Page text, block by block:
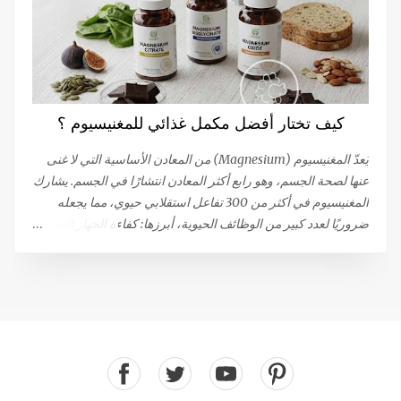
تلعب الحالة النفسية للشخص دورًا مهمًا. يعد القلق والتوتر من أهم
أسباب القذف بدون النشوة الجنسية. من المحتمل أيضًا أن الذهاب
إلى المرحاض أو ملامسة الحشفة للملابس قد تؤدي إلى حدوث
القذف التلقائي. 81٪ من الرجال الذين يعانون من هذا النوع من
القذف لا يشعرون بالمتعة أثناء حدوثه. بينما تعترف النسبة المتبقية
(19 ٪) بشعورهم بالنشوة، (ولكنها أقل من تلك التي تحدث أثناء
الإتصال الجنسي المرغوب فيه)، أو تقلصات تحت الحوض التي تحدث
أثناء النشوة الجنسية. يمكن أن تؤدي...
كيف تختار أفضل مكمل غذائي للمغنيسيوم ؟
يُعدّ المغنيسيوم (Magnesium) من المعادن الأساسية التي لا غنى
عنها لصحة الجسم، وهو رابع أكثر المعادن انتشارًا في الجسم. يشارك
المغنيسيوم في أكثر من 300 تفاعل استقلابي حيوي، مما يجعله
ضروريًا لعدد كبير من الوظائف الحيوية، أبرزها: كفاءة الجهاز العصبي
حالات النقص فيه منتشرة على نطاق واسع، خاصة في ظل ظروف
الإجهاد والتوتر التي تزيد من استهلاكه. يُعتبر نقص المغنيسيوم سببًا